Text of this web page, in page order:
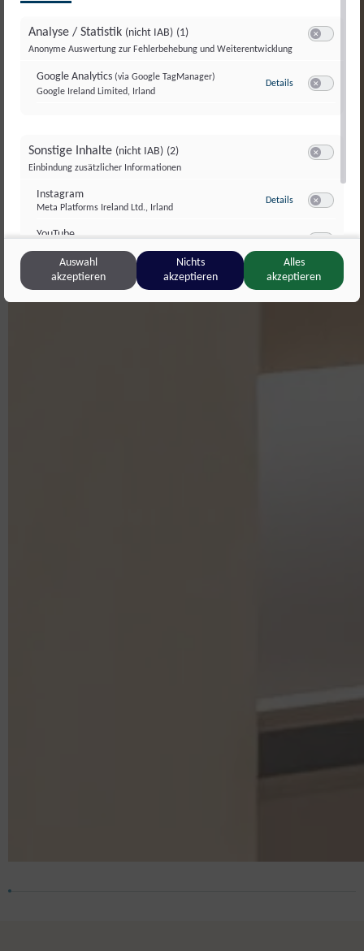
Analyse / Statistik (nicht IAB) (1)
Anonyme Auswertung zur Fehlerbehebung und Weiterentwicklung
Google Analytics (via Google TagManager)
Google Ireland Limited, Irland
Detailszu Google
Sonstige Inhalte (nicht IAB) (2)
Einbindung zusätzlicher Informationen
Instagram
Meta Platforms Ireland Ltd., Irland
Details zu Instagram
YouTube
Detailszu YouTube
Switch zum
Auswahl
akzeptieren
Nichts
akzeptieren
Alles
akzeptieren